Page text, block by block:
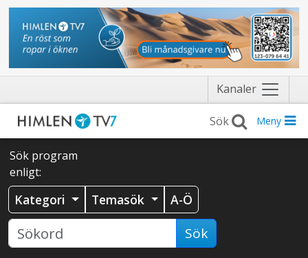
Kanaler Näytä
valikko
Meny
Sök program
enligt:
Kategori Temasök A-Ö
Sök